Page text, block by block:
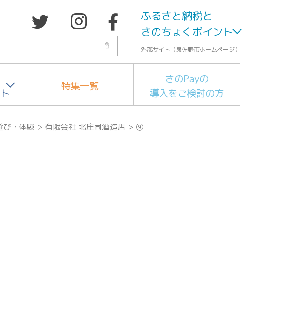
ふるさと納税と
さのちょくポイント
外部サイト（泉佐野市ホームページ）
特集一覧
さのPayの
導入をご検討の方
び・体験 > 有限会社 北庄司酒造店 > ⑨